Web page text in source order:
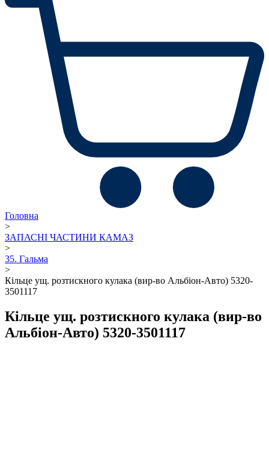
Головна
>
ЗАПАСНІ ЧАСТИНИ КАМАЗ
>
35. Гальма
>
Кільце ущ. розтискного кулака (вир-во Альбіон-Авто) 5320-
3501117
Кільце ущ. розтискного кулака (вир-во
Альбіон-Авто) 5320-3501117